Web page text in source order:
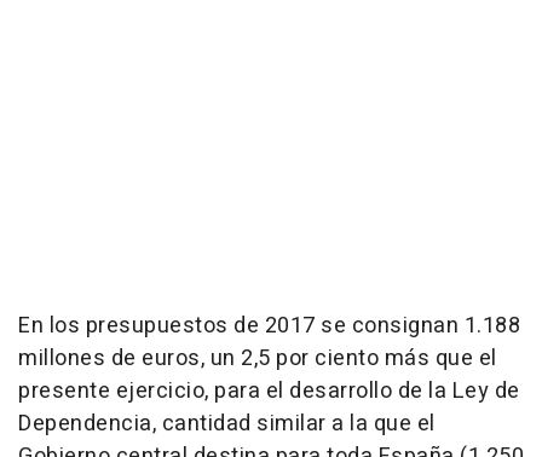
En los presupuestos de 2017 se consignan 1.188
millones de euros, un 2,5 por ciento más que el
presente ejercicio, para el desarrollo de la Ley de
Dependencia, cantidad similar a la que el